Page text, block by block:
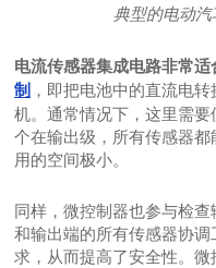
典型的电动汽
电流传感器集成电路非常适
制 ，即把电池中的直流电
机。通常情况下，这里需
个在输出级，所有传感器
用的空间极小。
同样，微控制器也参与检
和输出端的所有传感器协
求，从而提高了安全性。